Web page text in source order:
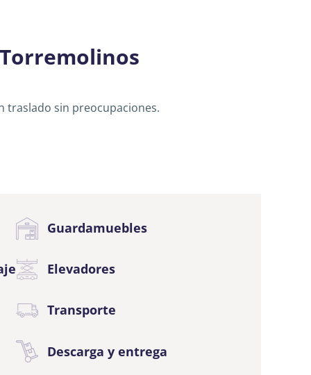
traslado sin preocupaciones.
Guardamuebles
Elevadores
Transporte
Descarga y entrega